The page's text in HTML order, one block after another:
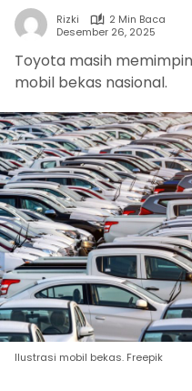
Rizki
2 Min Baca
Desember 26, 2025
Toyota masih
mobil bekas nasional.
Ilustrasi mobil bekas. Freepik